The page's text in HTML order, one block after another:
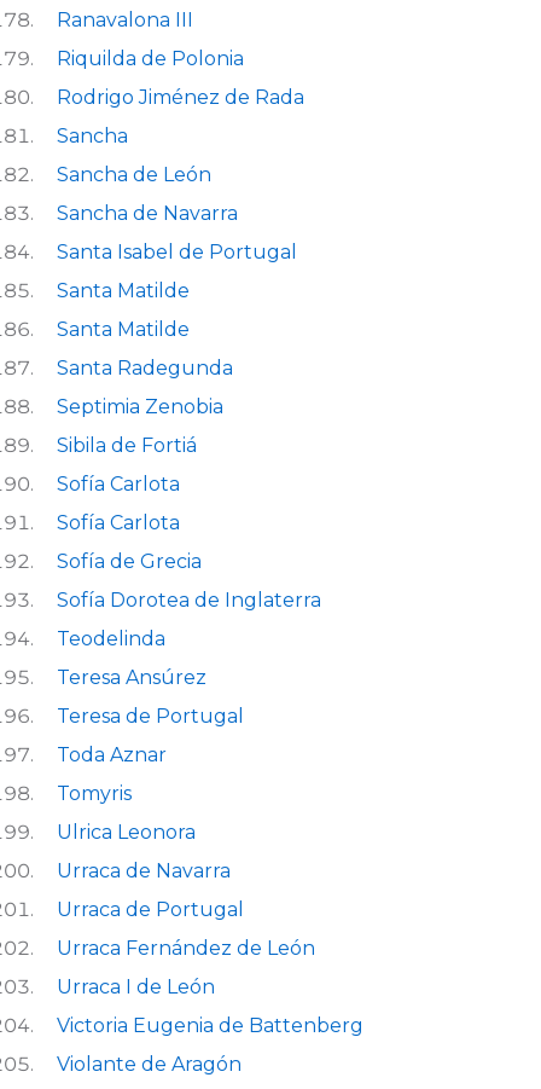
Ranavalona III
Riquilda de Polonia
Rodrigo Jiménez de Rada
Sancha
Sancha de León
Sancha de Navarra
Santa Isabel de Portugal
Santa Matilde
Santa Matilde
Santa Radegunda
Septimia Zenobia
Sibila de Fortiá
Sofía Carlota
Sofía Carlota
Sofía de Grecia
Sofía Dorotea de Inglaterra
Teodelinda
Teresa Ansúrez
Teresa de Portugal
Toda Aznar
Tomyris
Ulrica Leonora
Urraca de Navarra
Urraca de Portugal
Urraca Fernández de León
Urraca I de León
Victoria Eugenia de Battenberg
Violante de Aragón